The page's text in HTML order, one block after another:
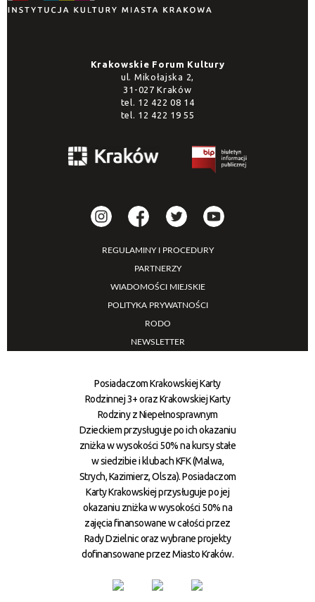
Krakowskie Forum Kultury
ul. Mikołajska 2,
31-027 Kraków
tel. 12 422 08 14
tel. 12 422 19 55
REGULAMINY I PROCEDURY
PARTNERZY
WIADOMOŚCI MIEJSKIE
POLITYKA PRYWATNOŚCI
RODO
NEWSLETTER
Posiadaczom Krakowskiej Karty
Rodzinnej 3+ oraz Krakowskiej Karty
Rodziny z Niepełnosprawnym
Dzieckiem przysługuje po ich okazaniu
zniżka w wysokości 50% na kursy stałe
w siedzibie i klubach KFK (Malwa,
Strych, Kazimierz, Olsza). Posiadaczom
Karty Krakowskiej przysługuje po jej
okazaniu zniżka w wysokości 50% na
zajęcia finansowane w całości przez
Rady Dzielnic oraz wybrane projekty
dofinansowane przez Miasto Kraków.